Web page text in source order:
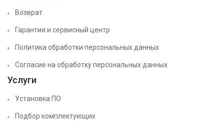
Возврат
Гарантия и сервисный центр
Политика обработки персональных данных
Согласие на обработку персональных данных
Услуги
Установка ПО
Подбор комплектующих